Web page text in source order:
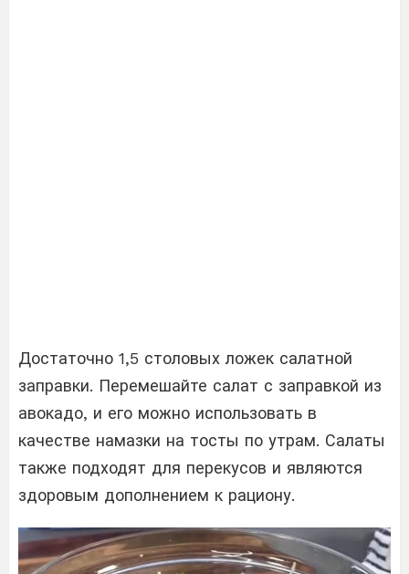
Достаточно 1,5 столовых ложек салатной
заправки. Перемешайте салат с заправкой из
авокадо, и его можно использовать в
качестве намазки на тосты по утрам. Салаты
также подходят для перекусов и являются
здоровым дополнением к рациону.